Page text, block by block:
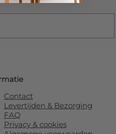
Contact
Levertijden & Bezorging
FAQ
Privacy & cookies